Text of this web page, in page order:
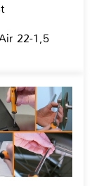
22-1,5